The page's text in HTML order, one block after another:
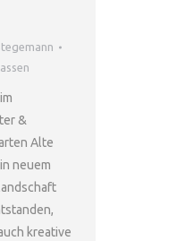
&
Alte
neuem
kreative